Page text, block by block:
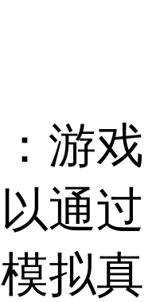
游戏
通过
拟真